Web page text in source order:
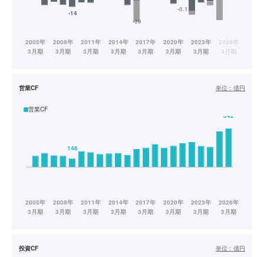
営業CF 単位： 億円
営業CF
投資CF 単位： 億円